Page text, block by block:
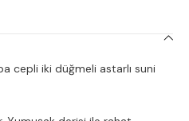
cepli iki düğmeli astarlı suni